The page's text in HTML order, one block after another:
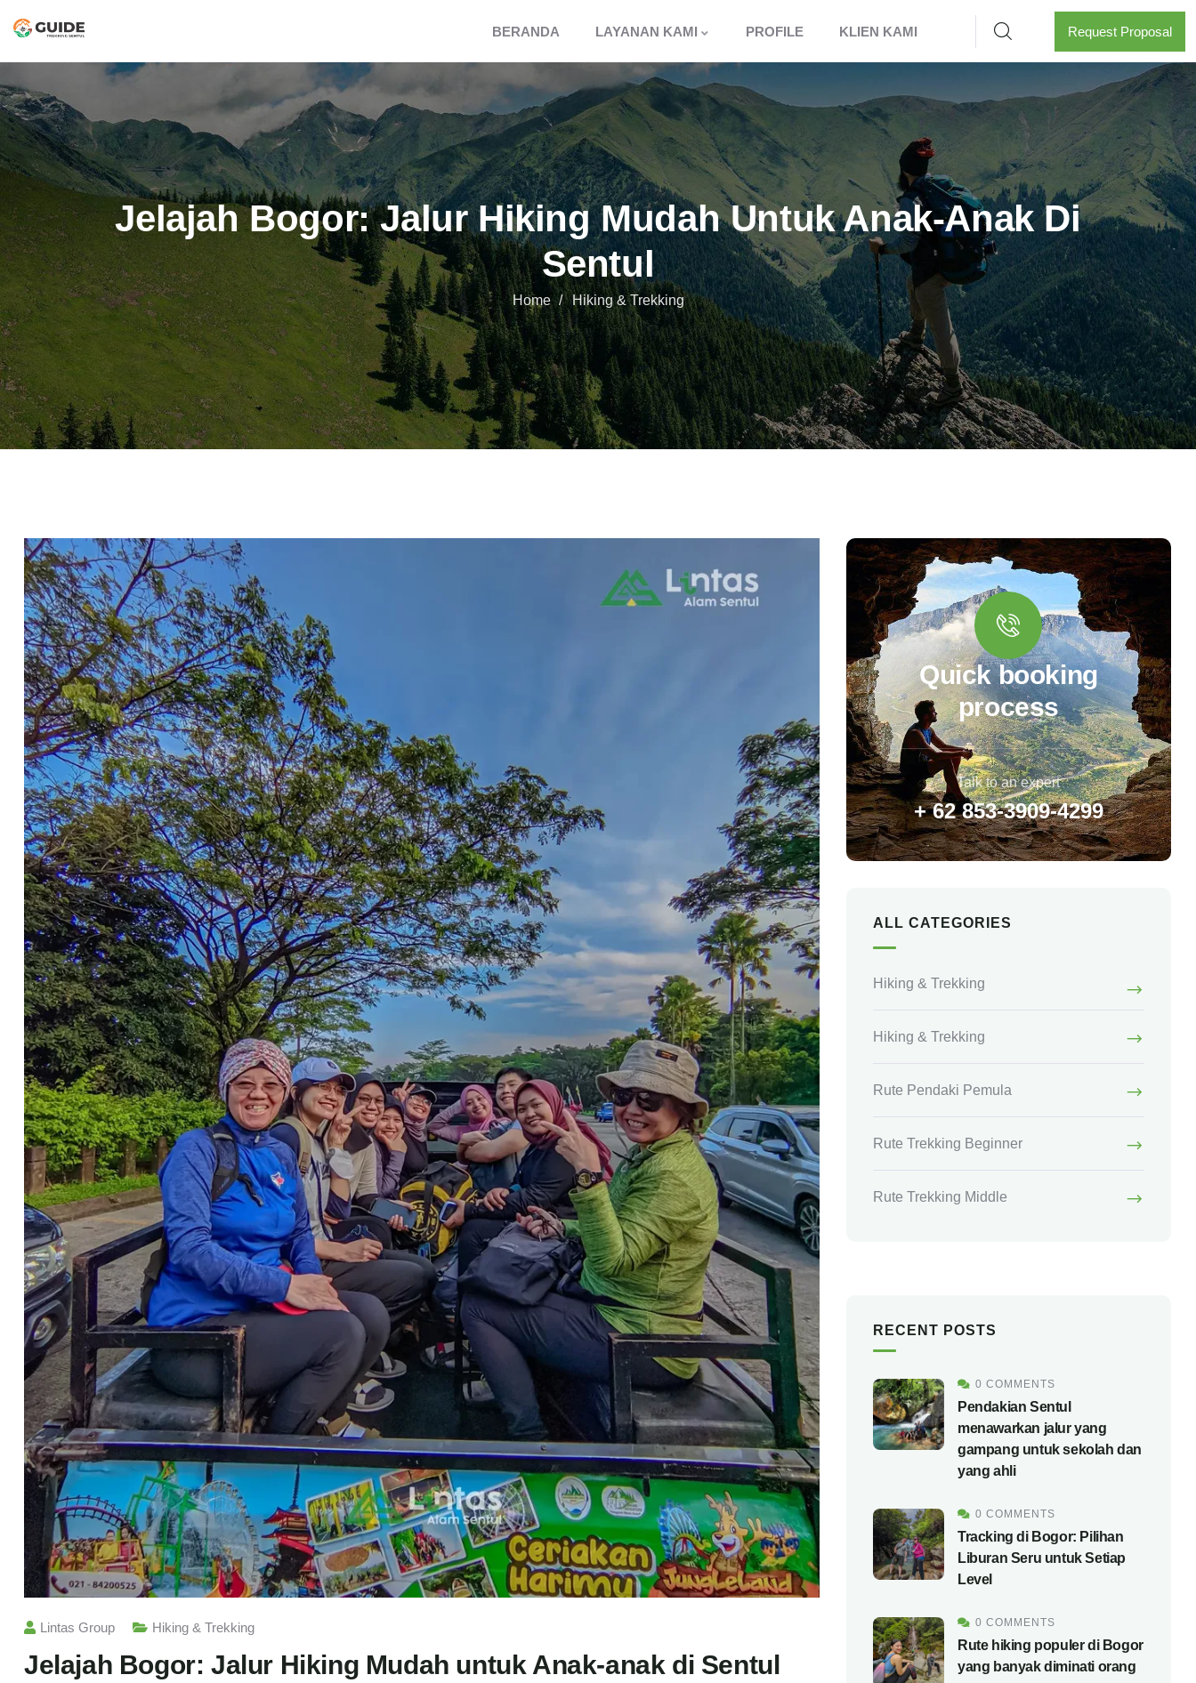
BERANDA LAYANAN KAMI PROFILE KLIEN KAMI Request Proposal
Jelajah Bogor: Jalur Hiking Mudah Untuk Anak-Anak Di
Sentul
Home Hiking & Trekking
Lintas Group Hiking & Trekking
Jelajah Bogor: Jalur Hiking Mudah untuk Anak-anak di Sentul
Quick booking
process
Talk to an expert
+ 62 853-3909-4299
ALL CATEGORIES
Hiking & Trekking
Hiking & Trekking
Rute Pendaki Pemula
Rute Trekking Beginner
Rute Trekking Middle
RECENT POSTS
0 COMMENTS
Pendakian Sentul
menawarkan jalur yang
gampang untuk sekolah dan
yang ahli
0 COMMENTS
Tracking di Bogor: Pilihan
Liburan Seru untuk Setiap
Level
0 COMMENTS
Rute hiking populer di Bogor
yang banyak diminati orang